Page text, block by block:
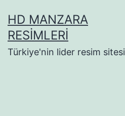
geçHD MANZARA
RESIMLERI
Türkiye'nin lider resim sitesi